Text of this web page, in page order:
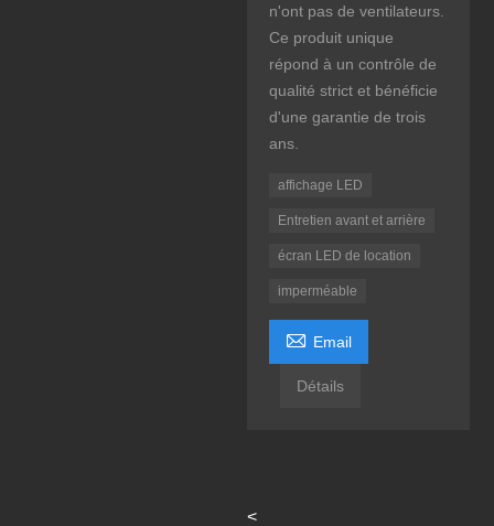
n'ont pas de ventilateurs.
Ce produit unique
répond à un contrôle de
qualité strict et bénéficie
d'une garantie de trois
ans.
affichage LED
Entretien avant et arrière
écran LED de location
imperméable
 Email
Détails
<